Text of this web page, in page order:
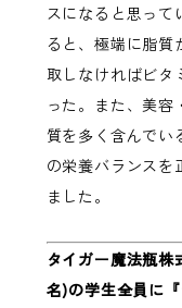
スになると思って
ると、極端に脂質
取しなければビタ
った。また、美
質を多く含んでい
の栄養バランスを
ました。
タイガー魔法瓶
名)の学生全員に